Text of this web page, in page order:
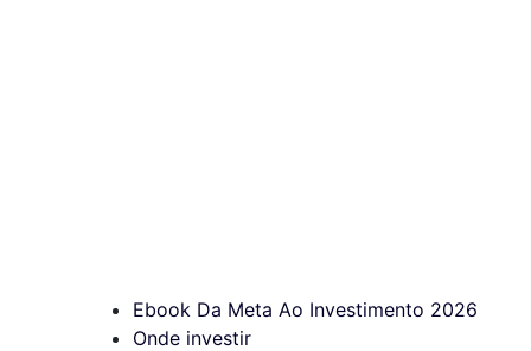
Ebook Da Meta Ao Investimento 2026
Onde investir